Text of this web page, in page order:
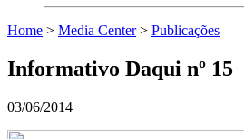
Home > Media Center> Publicações
Informativo Daqui nº 15
03/06/2014